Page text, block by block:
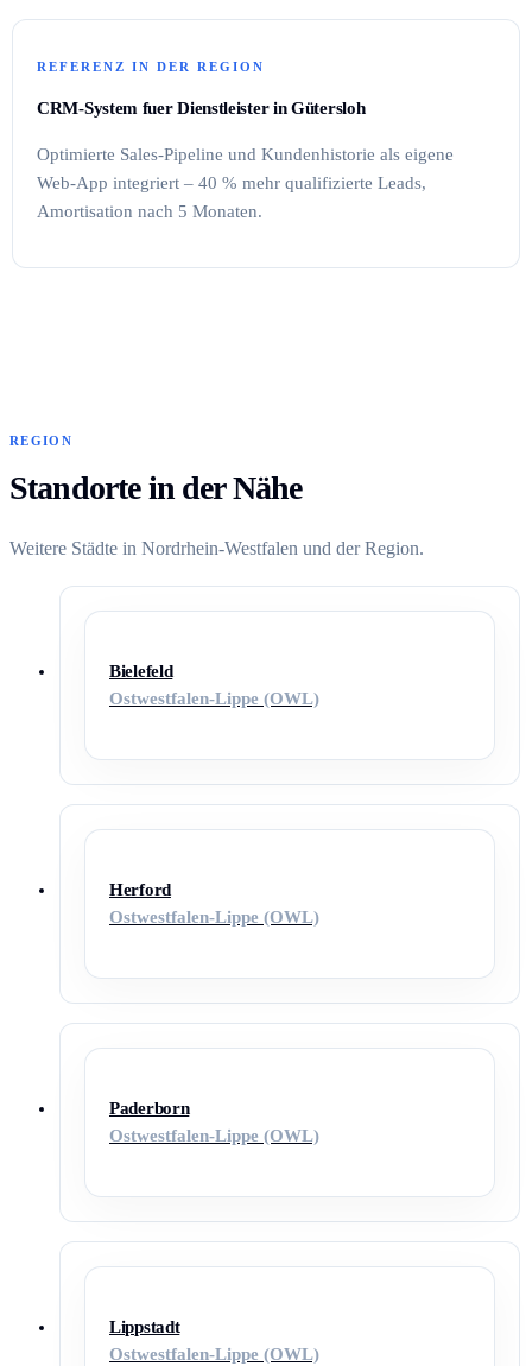
REFERENZ IN DER REGION
CRM-System fuer Dienstleister in Gütersloh
Optimierte Sales-Pipeline und Kundenhistorie als eigene
Web-App integriert – 40 % mehr qualifizierte Leads,
Amortisation nach 5 Monaten.
REGION
Standorte in der Nähe
Weitere Städte in Nordrhein-Westfalen und der Region.
Bielefeld
Ostwestfalen-Lippe (OWL)
Herford
Ostwestfalen-Lippe (OWL)
Paderborn
Ostwestfalen-Lippe (OWL)
Lippstadt
Ostwestfalen-Lippe (OWL)